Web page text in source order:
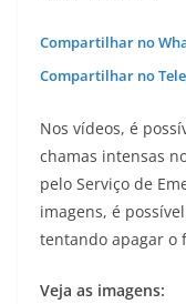
Compartilhar no
Compartilhar no
Nos vídeos, é
chamas intensas
pelo Serviço de
imagens, é
tentando apagar o
Veja as imagens: